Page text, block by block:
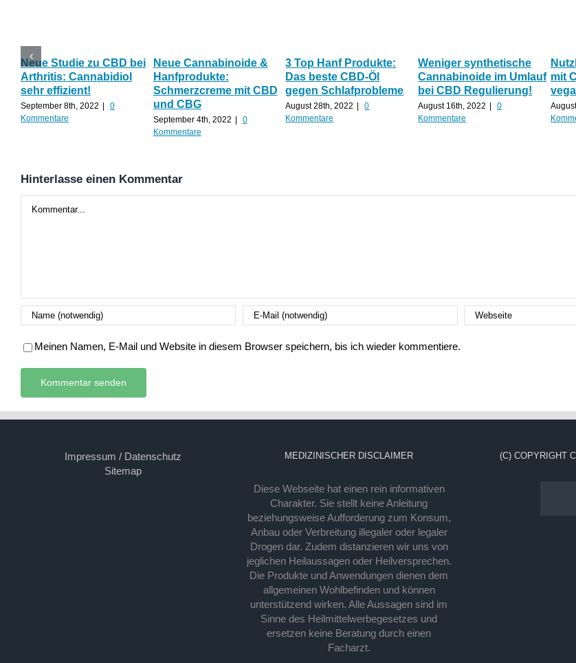
Neue Studie zu CBD bei
Arthritis: Cannabidiol
sehr effizient!
September 8th, 2022 |
0
Kommentare
Neue Cannabinoide &
Hanfprodukte:
Schmerzcreme mit CBD
und CBG
September 4th, 2022 |
0
Kommentare
3 Top Hanf Produkte:
Das beste CBD-Öl
gegen Schlafprobleme
August 28th, 2022 |
0
Kommentare
Weniger synthetische
Cannabinoide im Umlauf
bei CBD Regulierung!
August 16th, 2022 |
0
Kommentare
mit
Hinterlasse einen Kommentar
Meinen Namen, E-Mail und Website in diesem Browser speichern, bis ich wieder kommentiere.
Impressum / Datenschutz
Sitemap
MEDIZINISCHER DISCLAIMER
Diese Webseite hat einen rein informativen
Charakter. Sie stellt keine Anleitung
beziehungsweise Aufforderung zum Konsum,
Anbau oder Verbreitung illegaler oder legaler
Drogen dar. Zudem distanzieren wir uns von
jeglichen Heilaussagen oder Heilversprechen.
Die Produkte und Anwendungen dienen dem
allgemeinen Wohlbefinden und können
unterstützend wirken. Alle Aussagen sind im
Sinne des Heilmittelwerbegesetzes und
ersetzen keine Beratung durch einen
Facharzt.
(C) COPYRIGHT